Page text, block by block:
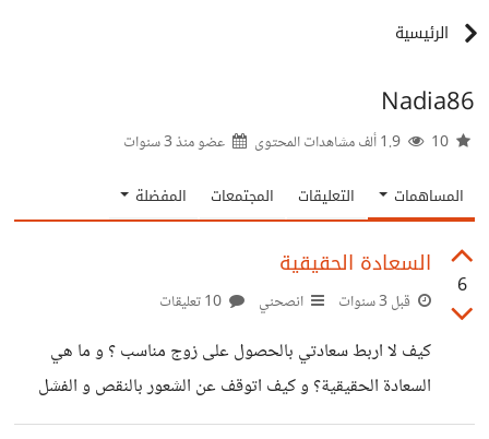
الرئيسية
Nadia86
عضو منذ3 سنوات
المساهمات التعليقات المجتمعات المفضلة
6
السعادة الحقيقية
قبل 3 سنوات انصحني
كيف لا اربط سعادتي بالحصول على زوج مناسب ؟ و ما هي
السعادة الحقيقية؟ و كيف اتوقف عن الشعور بالنقص و الفشل
كوني غير متزوجة؟